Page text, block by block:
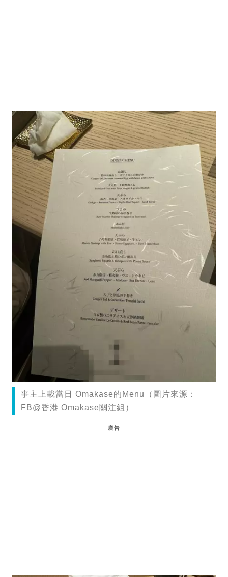
事主上載當日 Omakase的Menu（圖片來源：
FB@香港 Omakase關注組）
廣告